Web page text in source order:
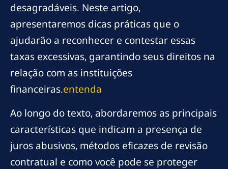
desagradáveis. Neste artigo,
apresentaremos dicas práticas que o
ajudarão a reconhecer e contestar essas
taxas excessivas, garantindo seus direitos na
relação com as instituições
financeiras.entenda
Ao longo do texto, abordaremos as principais
características que indicam a presença de
juros abusivos, métodos eficazes de revisão
contratual e como você pode se proteger